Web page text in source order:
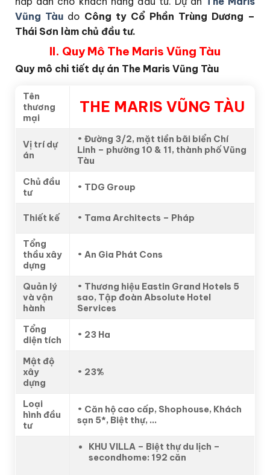
Vũng Tàu do Công ty Cổ Phần Trùng Dương –
Thái Sơn làm chủ đầu tư.
II. Quy Mô The Maris Vũng Tàu
Quy mô chi tiết dự án The Maris Vũng Tàu
Tên
thương
mại
THE MARIS VŨNG TÀU
Vị trí dự
án
• Đường 3/2, mặt tiền bãi biển Chí
Linh – phường 10 & 11, thành phố Vũng
Tàu
Chủ đầu
tư
• TDG Group
Thiết kế • Tama Architects – Pháp
Tổng
thầu xây
dựng
• An Gia Phát Cons
Quản lý
và vận
hành
• Thương hiệu Eastin Grand Hotels 5
sao, Tập đoàn Absolute Hotel
Services
Tổng
diện tích
• 23 Ha
Mật độ
xây
dựng
• 23%
Loại
hình đầu
tư
• Căn hộ cao cấp, Shophouse, Khách
sạn 5*, Biệt thự, …
KHU VILLA – Biệt thự du lịch –
secondhome: 192 căn